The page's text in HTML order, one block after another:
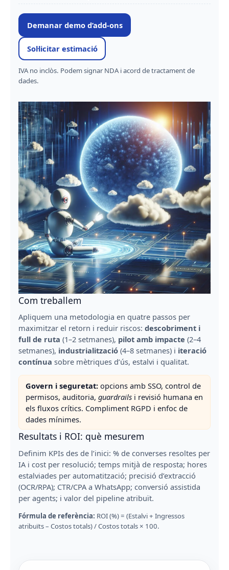
Demanar demo d’add-ons
Sol·licitar estimació
IVA no inclòs. Podem signar NDA i acord de tractament de
dades.
Com treballem
Apliquem una metodologia en quatre passos per
maximitzar el retorn i reduir riscos: descobriment i
full de ruta (1–2 setmanes), pilot amb impacte (2–4
setmanes), industrialització (4–8 setmanes) i iteració
contínua sobre mètriques d’ús, estalvi i qualitat.
Govern i seguretat: opcions amb SSO, control de
permisos, auditoria,guardrails i revisió humana en
els fluxos crítics. Compliment RGPD i enfoc de
dades mínimes.
Resultats i ROI: què mesurem
Definim KPIs des de l’inici: % de converses resoltes per
IA i cost per resolució; temps mitjà de resposta; hores
estalviades per automatització; precisió d’extracció
(OCR/RPA); CTR/CPA a WhatsApp; conversió assistida
per agents; i valor del pipeline atribuït.
Fórmula de referència: ROI (%) = (Estalvi + Ingressos
atribuïts – Costos totals) / Costos totals × 100.